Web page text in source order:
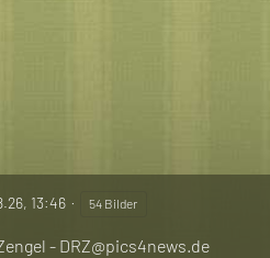
13:46 54 Bilder
- DRZ@pics4news.de